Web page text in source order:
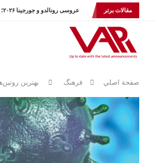
مقالات برتر عروسی رونالدو و جورجینا ۲۰۲۶؛ ۱۰ چهره خارج...
صفحة اصلي فرهنگ بهترین